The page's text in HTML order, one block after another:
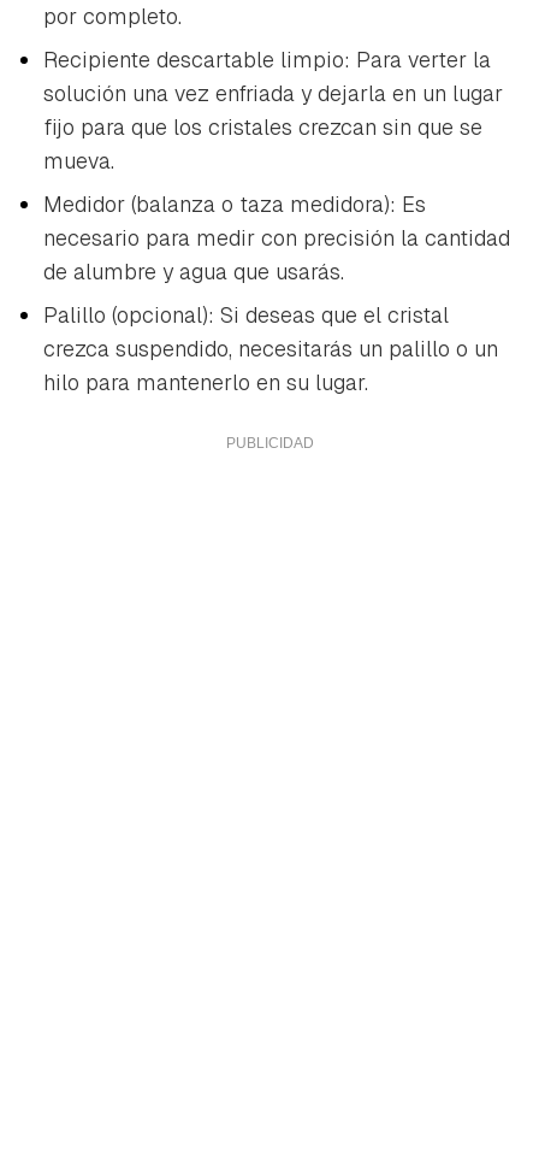
por completo.
Recipiente descartable limpio: Para verter la
solución una vez enfriada y dejarla en un lugar
fijo para que los cristales crezcan sin que se
mueva.
Medidor (balanza o taza medidora): Es
necesario para medir con precisión la cantidad
de alumbre y agua que usarás.
Palillo (opcional): Si deseas que el cristal
crezca suspendido, necesitarás un palillo o un
hilo para mantenerlo en su lugar.